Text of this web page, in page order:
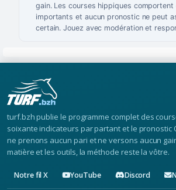
gain. Les courses hippiques comportent
importants et aucun pronostic ne peut
certain. Jouez avec modération et
turf.bzh publie le programme complet des
soixante indicateurs par partant et le pronostic
ne prenons aucun pari et ne versons aucun
matière et les outils, la méthode reste la vôtre.
Notre fil X YouTube Discord